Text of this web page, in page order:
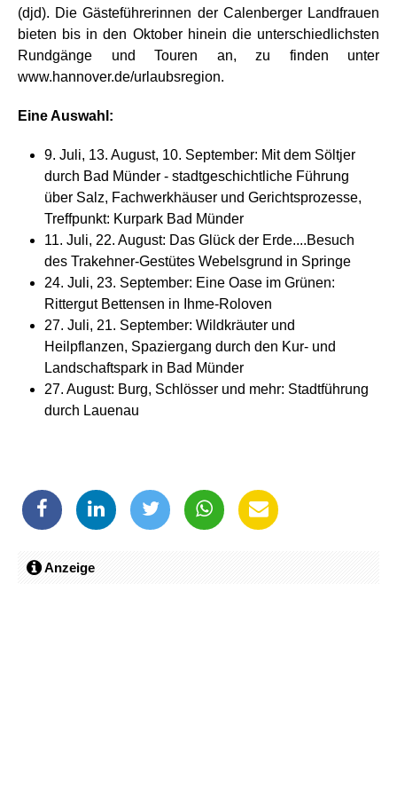
(djd). Die Gästeführerinnen der Calenberger Landfrauen
bieten bis in den Oktober hinein die unterschiedlichsten
Rundgänge und Touren an, zu finden unter
www.hannover.de/urlaubsregion.
Eine Auswahl:
9. Juli, 13. August, 10. September: Mit dem Söltjer
durch Bad Münder - stadtgeschichtliche Führung
über Salz, Fachwerkhäuser und Gerichtsprozesse,
Treffpunkt: Kurpark Bad Münder
11. Juli, 22. August: Das Glück der Erde....Besuch
des Trakehner-Gestütes Webelsgrund in Springe
24. Juli, 23. September: Eine Oase im Grünen:
Rittergut Bettensen in Ihme-Roloven
27. Juli, 21. September: Wildkräuter und
Heilpflanzen, Spaziergang durch den Kur- und
Landschaftspark in Bad Münder
27. August: Burg, Schlösser und mehr: Stadtführung
durch Lauenau
Anzeige